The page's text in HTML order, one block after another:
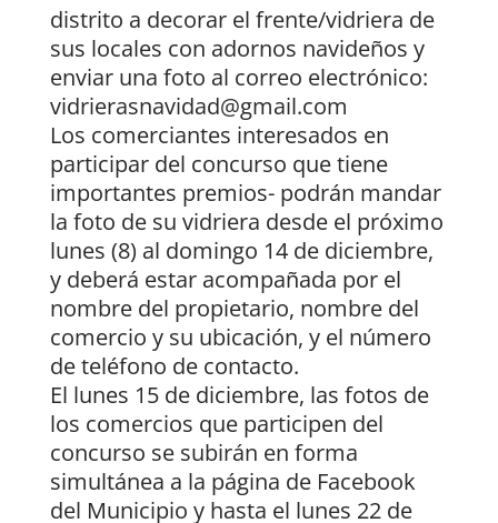
distrito a decorar el frente/vidriera de
sus locales con adornos navideños y
enviar una foto al correo electrónico:
vidrierasnavidad@gmail.com
Los comerciantes interesados en
participar del concurso que tiene
importantes premios- podrán mandar
la foto de su vidriera desde el próximo
lunes (8) al domingo 14 de diciembre,
y deberá estar acompañada por el
nombre del propietario, nombre del
comercio y su ubicación, y el número
de teléfono de contacto.
El lunes 15 de diciembre, las fotos de
los comercios que participen del
concurso se subirán en forma
simultánea a la página de Facebook
del Municipio y hasta el lunes 22 de